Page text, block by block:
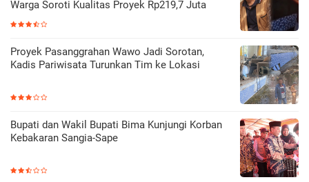
Warga Soroti Kualitas Proyek Rp219,7 Juta
Proyek Pasanggrahan Wawo Jadi Sorotan,
Kadis Pariwisata Turunkan Tim ke Lokasi
Bupati dan Wakil Bupati Bima Kunjungi Korban
Kebakaran Sangia-Sape